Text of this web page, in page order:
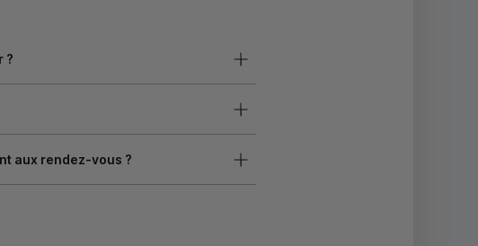
?
aux rendez-vous ?